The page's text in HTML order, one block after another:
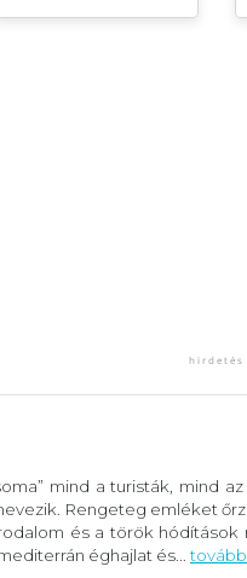
mind a turisták, mind
Rengeteg emléket
és a török
éghajlat és... tovább